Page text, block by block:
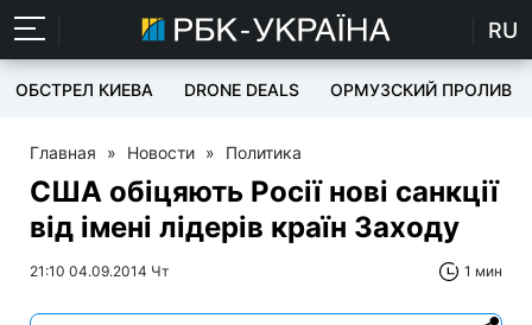
RU
ОБСТРЕЛ КИЕВА DRONE DEALS ОРМУЗСКИЙ ПРОЛИВ
Главная » Новости » Политика
США обіцяють Росії нові санкції
від імені лідерів країн Заходу
21:10 04.09.2014 Чт 1 мин